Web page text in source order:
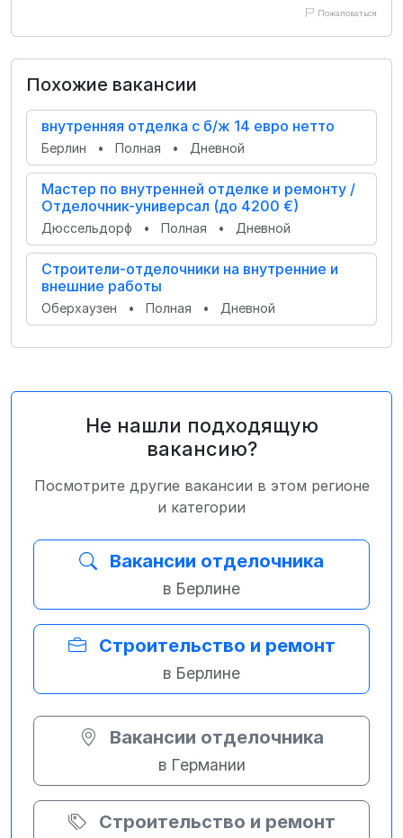
Пожаловаться
Похожие вакансии
внутренняя отделка с б/ж 14 евро нетто
Берлин • Полная • Дневной
Мастер по внутренней отделке и ремонту /
Отделочник-универсал (до 4200 €)
Дюссельдорф • Полная • Дневной
Строители-отделочники на внутренние и
внешние работы
Оберхаузен • Полная • Дневной
Не нашли подходящую
вакансию?
Посмотрите другие вакансии в этом регионе
и категории
Вакансии отделочника
в Берлине
Строительство и ремонт
в Берлине
Вакансии отделочника
в Германии
Строительство и ремонт